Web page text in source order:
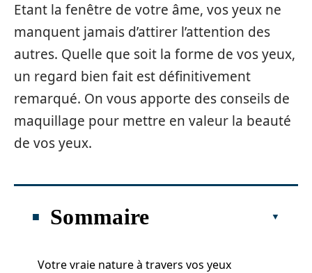
Etant la fenêtre de votre âme, vos yeux ne
manquent jamais d’attirer l’attention des
autres. Quelle que soit la forme de vos yeux,
un regard bien fait est définitivement
remarqué. On vous apporte des conseils de
maquillage pour mettre en valeur la beauté
de vos yeux.
Sommaire
Votre vraie nature à travers vos yeux